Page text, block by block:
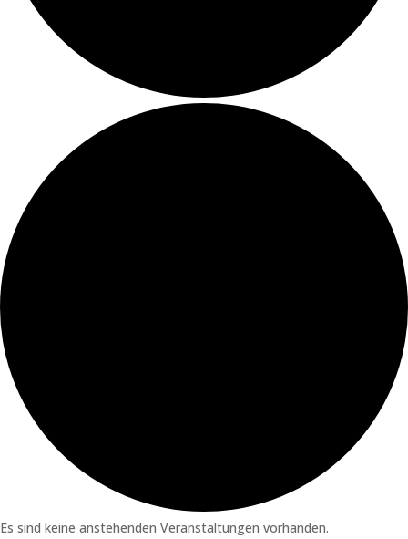
Es sind keine anstehenden Veranstaltungen vorhanden.